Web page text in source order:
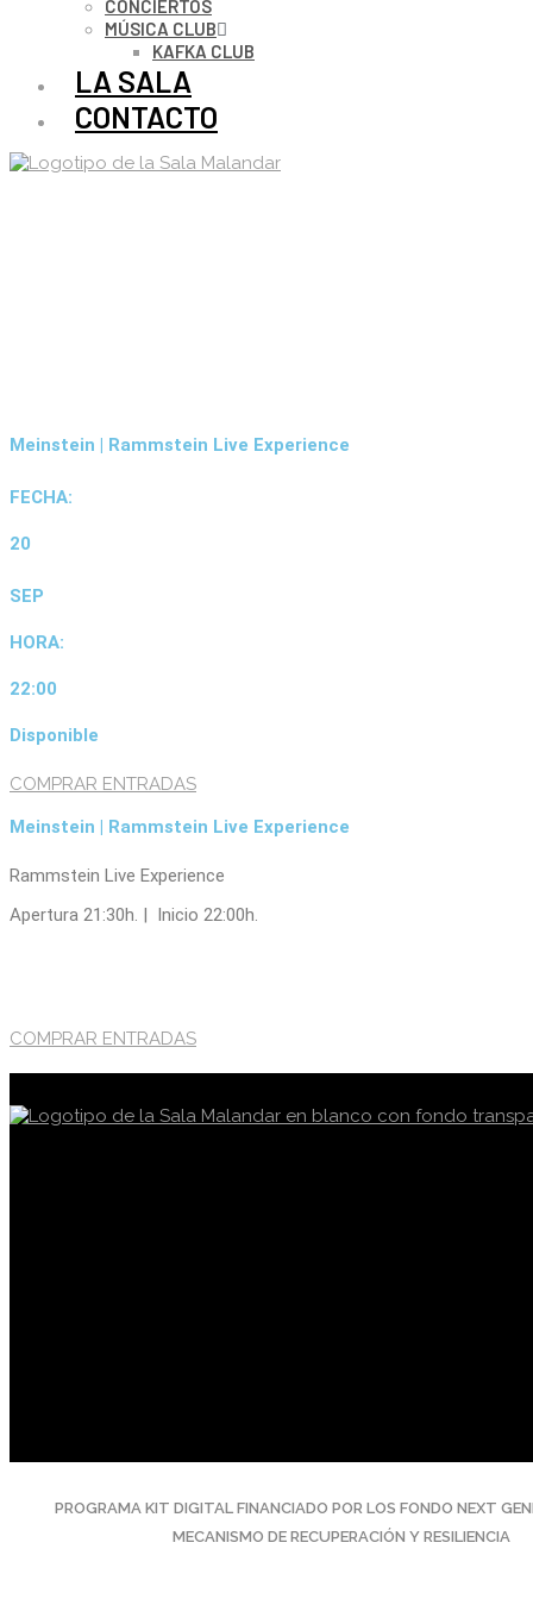
CONCIERTOS
MÚSICA CLUB
KAFKA CLUB
LA SALA
CONTACTO
Meinstein | Rammstein Live Experience
FECHA:
20
SEP
HORA:
22:00
Disponible
COMPRAR ENTRADAS
Meinstein | Rammstein Live Experience
Rammstein Live Experience
Apertura 21:30h. | Inicio 22:00h.
COMPRAR ENTRADAS
PROGRAMA KIT DIGITAL FINANCIADO POR LOS FONDO NEXT
MECANISMO DE RECUPERACIÓN Y RESILIENCIA